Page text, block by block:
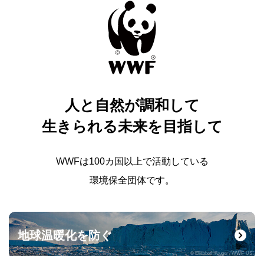
人と自然が調和して
生きられる未来を目指して
WWFは100カ国以上で活動している
環境保全団体です。
地球温暖化を防ぐ
© Elisabeth Kruger / WWF-US